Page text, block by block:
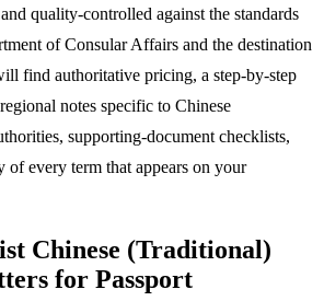
quality-controlled against the standards
of Consular Affairs and the destination
find authoritative pricing, a step-by-step
notes specific to Chinese
supporting-document checklists,
of every term that appears on your
Chinese (Traditional)
for Passport